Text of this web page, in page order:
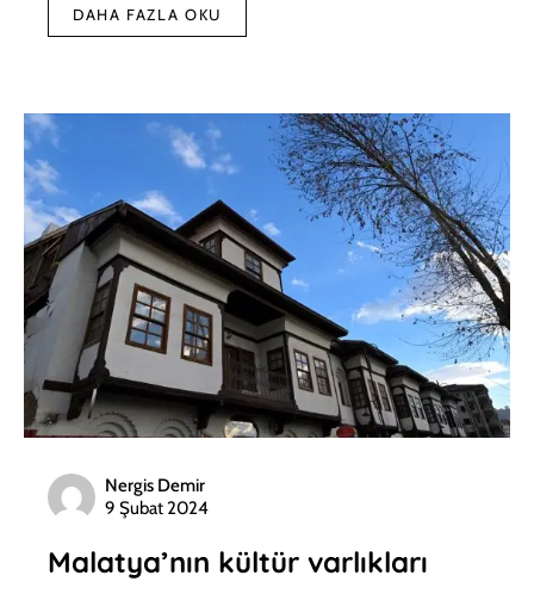
DAHA FAZLA OKU
Nergis Demir
9 Şubat 2024
Malatya’nın kültür varlıkları